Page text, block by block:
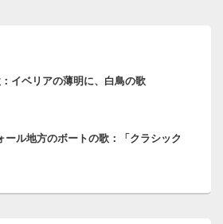
イベリアの薄明に、白鳥の歌
ル地方のボートの歌：「クラシック